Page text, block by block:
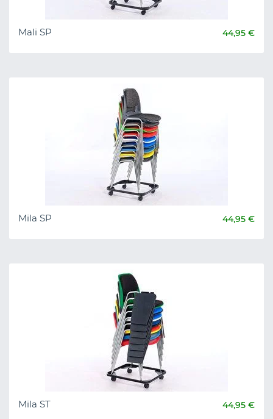
Mali SP 44,95 €
Mila SP 44,95 €
Mila ST 44,95 €